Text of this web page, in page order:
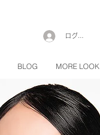
ログイン
BLOG MORE LOOK